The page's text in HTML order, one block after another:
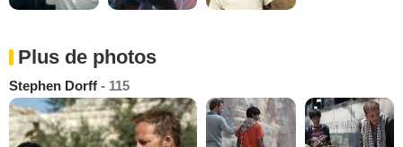
Plus de photos
Stephen Dorff - 115